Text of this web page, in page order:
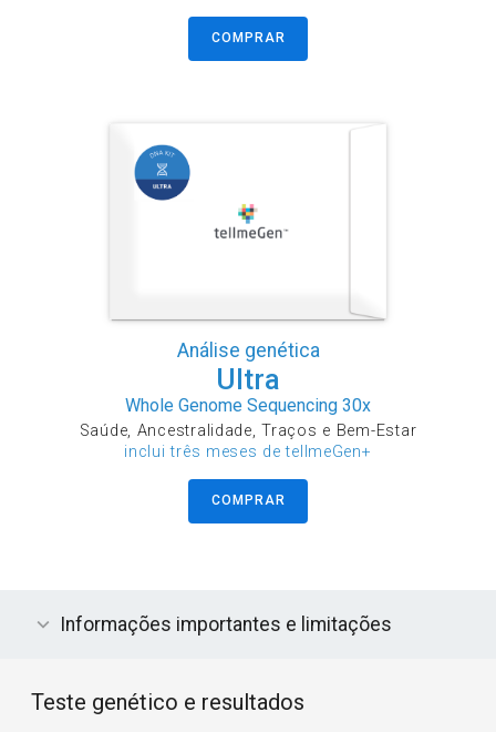
COMPRAR
Análise genética
Ultra
Whole Genome Sequencing 30x
Saúde, Ancestralidade, Traços e Bem-Estar
inclui três meses de tellmeGen+
COMPRAR
Informações importantes e limitações
Teste genético e resultados